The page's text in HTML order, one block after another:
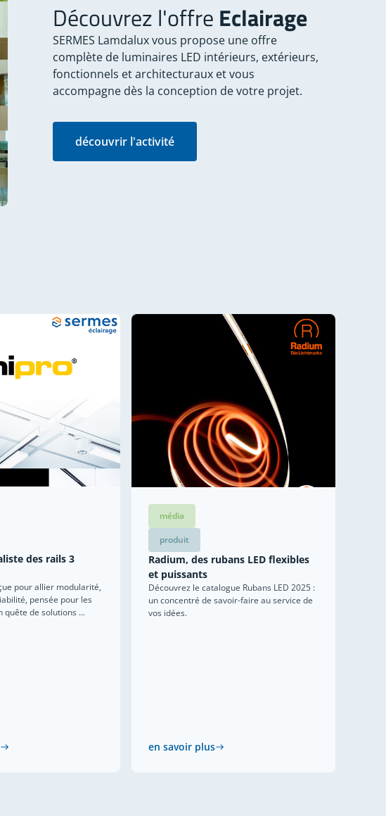
Découvrez l'offre Eclairage
SERMES Lamdalux vous propose une offre
complète de luminaires LED intérieurs, extérieurs,
fonctionnels et architecturaux et vous
accompagne dès la conception de votre projet.
découvrir l'activité
des rails 3
pour allier modularité,
pensée pour les
quête de solutions ...
média
produit
Radium, des rubans LED flexibles
et puissants
Découvrez le catalogue Rubans LED 2025 :
un concentré de savoir-faire au service de
vos idées.
en savoir plus